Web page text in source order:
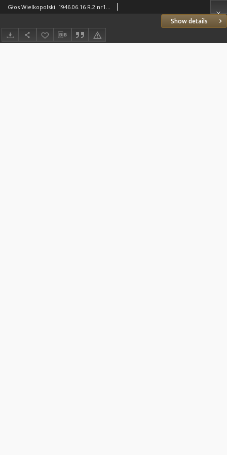
Show details
Głos Wielkopolski. 1946.06.16 R.2 nr162 Wyd.A